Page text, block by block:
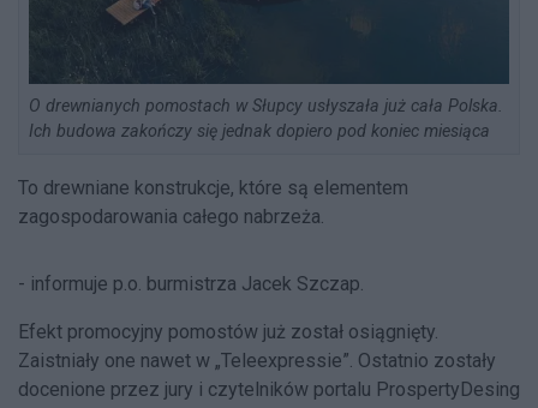
O drewnianych pomostach w Słupcy usłyszała już cała Polska.
Ich budowa zakończy się jednak dopiero pod koniec miesiąca
To drewniane konstrukcje, które są elementem
zagospodarowania całego nabrzeża.
- informuje p.o. burmistrza Jacek Szczap.
Efekt promocyjny pomostów już został osiągnięty.
Zaistniały one nawet w „Teleexpressie”. Ostatnio zostały
docenione przez jury i czytelników portalu ProspertyDesing